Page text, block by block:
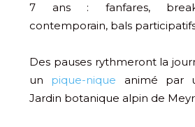
7 ans : fanfares,
contemporain, bals
Des pauses rythmeront la
un pique-nique animé par
Jardin botanique alpin de